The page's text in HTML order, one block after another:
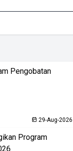
Pengobatan
29-Aug-2026
Program